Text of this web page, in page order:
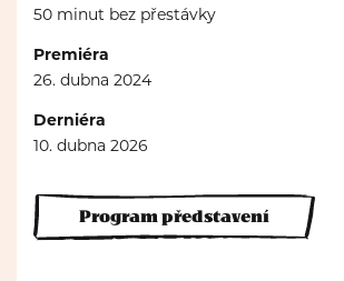
50 minut bez přestávky
Premiéra
26. dubna 2024
Derniéra
10. dubna 2026
Program představení